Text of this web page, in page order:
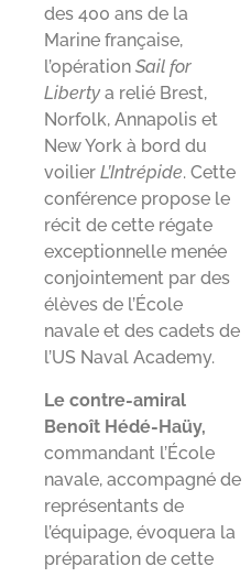
des 400 ans de la
Marine française,
l’opération Sail for
Liberty a relié Brest,
Norfolk, Annapolis et
New York à bord du
voilier L’Intrépide. Cette
conférence propose le
récit de cette régate
exceptionnelle menée
conjointement par des
élèves de l’École
navale et des cadets de
l’US Naval Academy.
Le contre-amiral
Benoît Hédé-Haüy,
commandant l’École
navale, accompagné de
représentants de
l’équipage, évoquera la
préparation de cette